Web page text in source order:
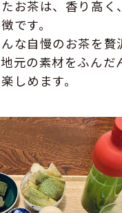
お茶は、香り高く
です。
な自慢のお茶を贅
元の素材をふんだ
しめます。